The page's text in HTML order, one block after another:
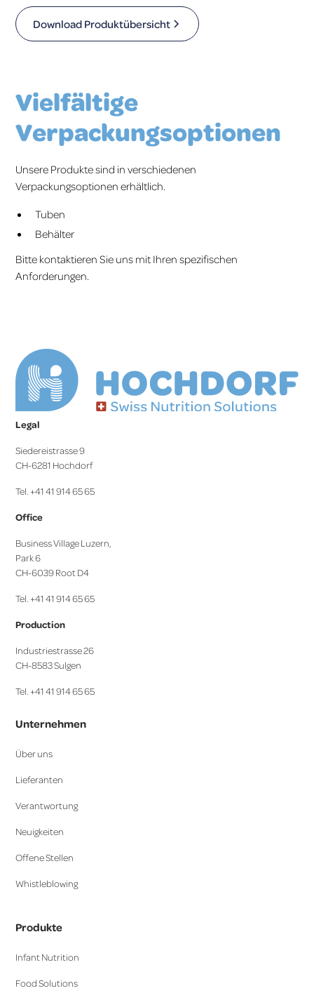
Download Produktübersicht
Vielfältige
Verpackungsoptionen
Unsere Produkte sind in verschiedenen
Verpackungsoptionen erhältlich.
Tuben
Behälter
Bitte kontaktieren Sie uns mit Ihren spezifischen
Anforderungen.
Legal
Siedereistrasse 9
CH-6281 Hochdorf
Tel. +41 41 914 65 65
Office
Business Village Luzern,
Park 6
CH-6039 Root D4
Tel. +41 41 914 65 65
Production
Industriestrasse 26
CH-8583 Sulgen
Tel. +41 41 914 65 65
Unternehmen
Über uns
Lieferanten
Verantwortung
Neuigkeiten
Offene Stellen
Whistleblowing
Produkte
Infant Nutrition
Food Solutions